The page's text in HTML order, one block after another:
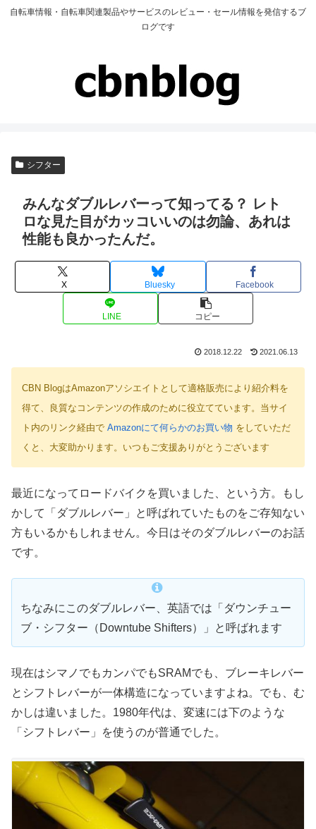
自転車情報・自転車関連製品やサービスのレビュー・セール情報を発信するブ
ログです
シフター
みんなダブルレバーって知ってる？ レト
ロな見た目がカッコいいのは勿論、あれは
性能も良かったんだ。
X Bluesky Facebook
LINE コピー
2018.12.22 2021.06.13
CBN BlogはAmazonアソシエイトとして適格販売により紹介料を
得て、良質なコンテンツの作成のために役立てています。当サイ
ト内のリンク経由で Amazonにて何らかのお買い物 をしていただ
くと、大変助かります。いつもご支援ありがとうございます
最近になってロードバイクを買いました、という方。もし
かして「ダブルレバー」と呼ばれていたものをご存知ない
方もいるかもしれません。今日はそのダブルレバーのお話
です。
ちなみにこのダブルレバー、英語では「ダウンチュー
ブ・シフター（Downtube Shifters）」と呼ばれます
現在はシマノでもカンパでもSRAMでも、ブレーキレバー
とシフトレバーが一体構造になっていますよね。でも、む
かしは違いました。1980年代は、変速には下のような
「シフトレバー」を使うのが普通でした。